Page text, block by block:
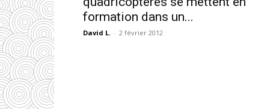
formation dans un...
David L. - 2 février 2012